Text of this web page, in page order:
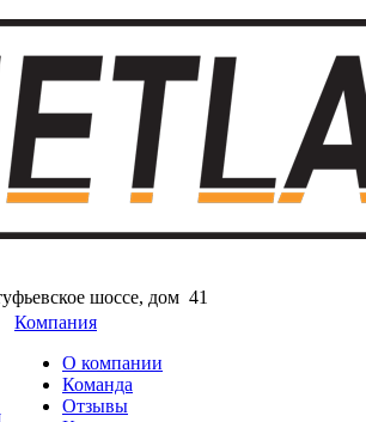
шоссе, дом 41
Компания
О компании
Команда
Отзывы